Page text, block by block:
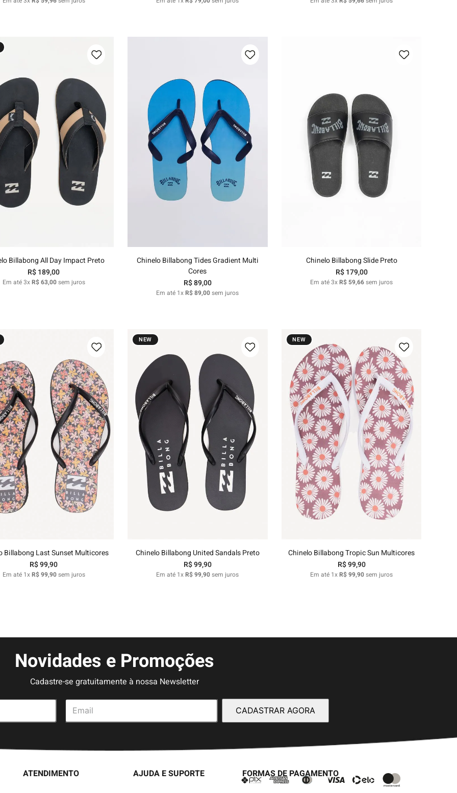
37/38
Billabong All Day Impact Preto
R$189,00
Em até3xR$63,00sem juros
Chinelo Billabong Tides Gradient Multi
Cores
R$89,00
Em até 1xR$89,00sem juros
Chinelo Billabong Slide Preto
R$ 179,00
Em até3xR$ 59,66sem juros
35/36 39/40
Billabong Last Sunset Multicores
R$99,90
Em até 1xR$99,90sem juros
NEW
37/38
Chinelo Billabong United Sandals Preto
R$99,90
Em até 1xR$99,90sem juros
NEW
35/36 37/38 39/40
Chinelo Billabong Tropic Sun Multicores
R$99,90
Em até 1xR$99,90sem juros
Novidades e Promoções
Cadastre-se gratuitamente à nossa Newsletter
CADASTRAR AGORA
ATENDIMENTO AJUDA E SUPORTE FORMAS DE PAGAMENTO